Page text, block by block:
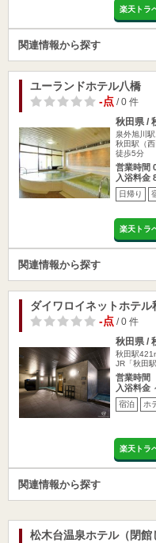
楽天トラ
関連情報から探す
ユーランドホテル八橋
-点/ 0 件
秋田県 /
泉外旭川
秋田駅（
徒歩5分
営業時間
入浴料金
日帰り
楽天トラ
関連情報から探す
ダイワロイネットホテル
-点/ 0 件
秋田県 /
秋田駅
JR「秋田
営業時間
入浴料金
宿泊 ホ
楽天トラ
関連情報から探す
松木台温泉ホテル（閉館